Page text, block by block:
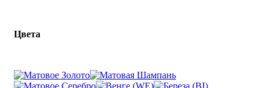
Цвета